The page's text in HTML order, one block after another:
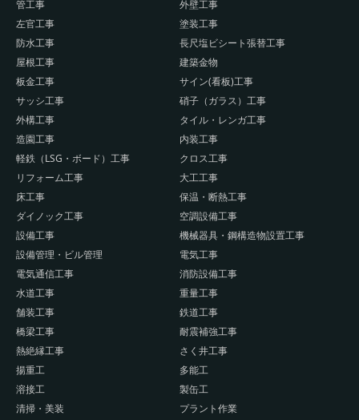
管工事
外壁工事
左官工事
塗装工事
防水工事
長尺塩ビシート張替工事
屋根工事
建築金物
板金工事
サイン(看板)工事
サッシ工事
硝子（ガラス）工事
外構工事
タイル・レンガ工事
造園工事
内装工事
軽鉄（LSG・ボード）工事
クロス工事
リフォーム工事
大工工事
床工事
保温・断熱工事
ダイノック工事
空調設備工事
設備工事
機械器具・鋼構造物設置工事
設備管理・ビル管理
電気工事
電気通信工事
消防設備工事
水道工事
重量工事
舗装工事
鉄道工事
橋梁工事
耐震補強工事
熱絶縁工事
さく井工事
揚重工
多能工
溶接工
製缶工
清掃・美装
プラント作業